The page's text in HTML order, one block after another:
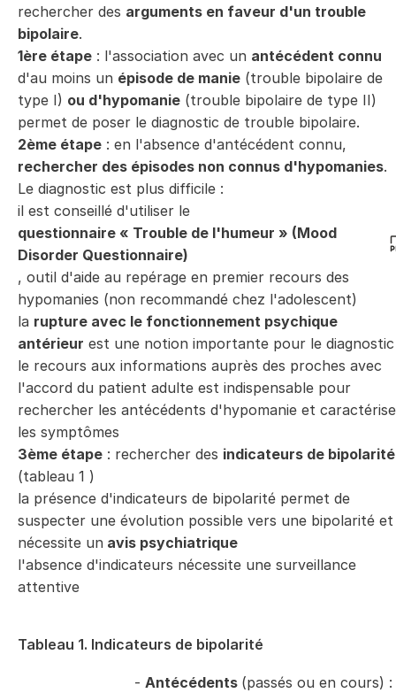
rechercher des arguments en faveur d'un trouble
bipolaire.
1ère étape : l'association avec un antécédent connu
d'au moins un épisode de manie (trouble bipolaire de
type I) ou d'hypomanie (trouble bipolaire de type II)
permet de poser le diagnostic de trouble bipolaire.
2ème étape : en l'absence d'antécédent connu,
rechercher des épisodes non connus d'hypomanies.
Le diagnostic est plus difficile :
il est conseillé d'utiliser le
questionnaire « Trouble de l'humeur » (Mood
Disorder Questionnaire)
, outil d'aide au repérage en premier recours des
hypomanies (non recommandé chez l'adolescent)
la rupture avec le fonctionnement psychique
antérieur est une notion importante pour le diagnostic
le recours aux informations auprès des proches avec
l'accord du patient adulte est indispensable pour
rechercher les antécédents d'hypomanie et
les symptômes
3ème étape : rechercher des indicateurs de bipolarité
(tableau 1 )
la présence d'indicateurs de bipolarité permet de
suspecter une évolution possible vers une bipolarité et
nécessite un avis psychiatrique
l'absence d'indicateurs nécessite une surveillance
attentive
Tableau 1. Indicateurs de bipolarité
- Antécédents (passés ou en cours) :